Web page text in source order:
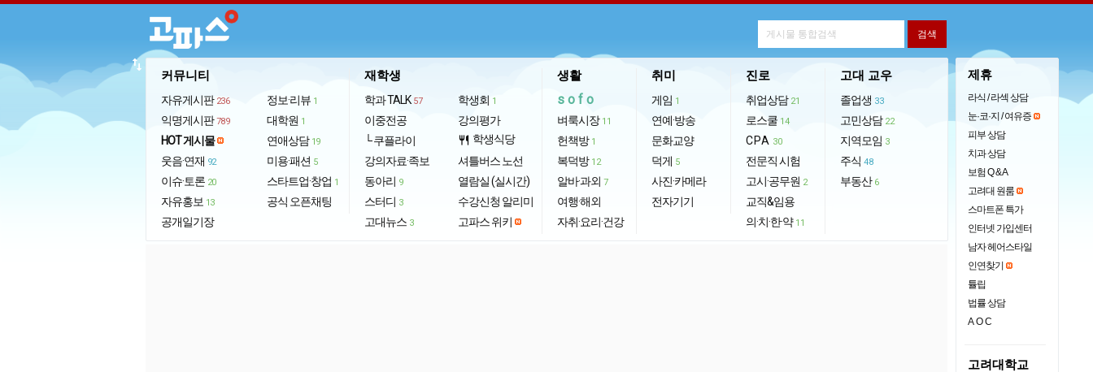
커뮤니티
자유게시판 236
익명게시판 789
HOT 게시물
웃음·연재 92
이슈·토론 20
자유홍보 13
공개일기장
정보·리뷰 1
대학원 1
연애상담 19
미용·패션 5
스타트업·창업 1
공식 오픈채팅
재학생
학과 TALK 57
이중전공
└ 쿠플라이
강의자료·족보
동아리 9
스터디 3
고대뉴스 3
학생회 1
강의평가
restaurant 학생식당
셔틀버스 노선
열람실 (실시간)
수강신청 알리미
고파스 위키
생활
sofo
벼룩시장 11
헌책방 1
복덕방 12
알바·과외 7
여행·해외
자취·요리·건강
취미
게임 1
연예·방송
문화교양
덕게 5
사진·카메라
전자기기
진로
취업상담 21
로스쿨 14
CPA 30
전문직 시험
고시·공무원 2
교직&임용
의·치·한·약 11
고대 교우
졸업생 33
고민상담 22
지역모임 3
주식 48
부동산 6
import_export
제휴
라식 / 라섹 상담
눈·코·지 / 여유증
피부 상담
치과 상담
보험 Q & A
고려대 원룸
스마트폰 특가
인터넷 가입센터
남자 헤어스타일
인연찾기
튤립
법률 상담
AOC
고려대학교